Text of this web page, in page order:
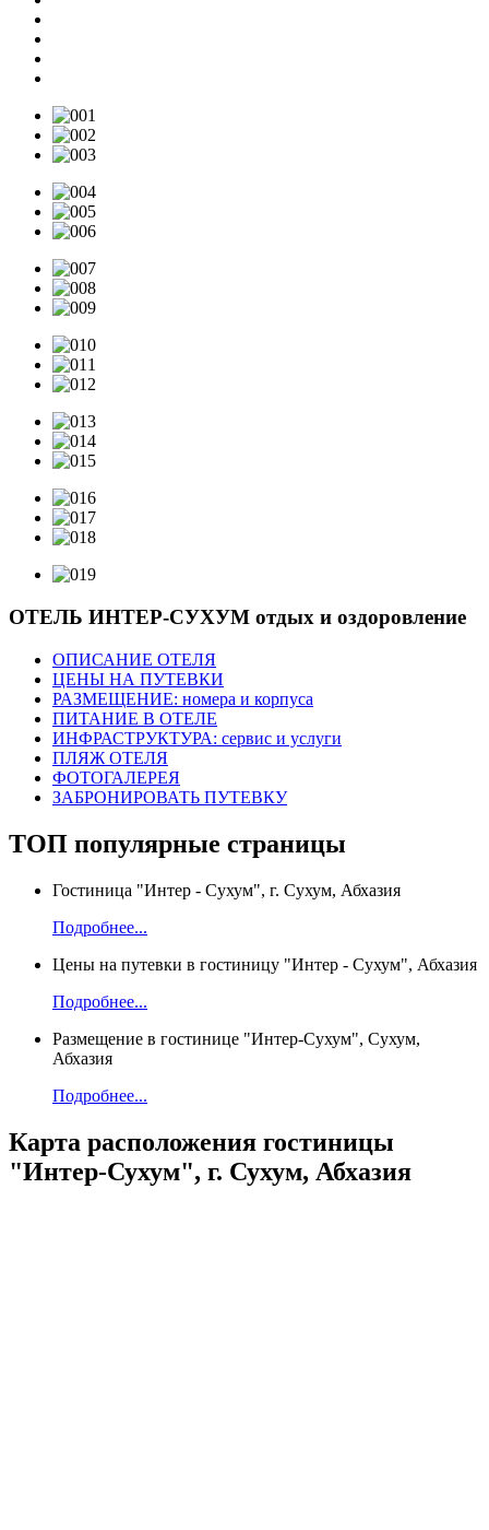
ОТЕЛЬ ИНТЕР-СУХУМ отдых и оздоровление
ОПИСАНИЕ ОТЕЛЯ
ЦЕНЫ НА ПУТЕВКИ
РАЗМЕЩЕНИЕ: номера и корпуса
ПИТАНИЕ В ОТЕЛЕ
ИНФРАСТРУКТУРА: сервис и услуги
ПЛЯЖ ОТЕЛЯ
ФОТОГАЛЕРЕЯ
ЗАБРОНИРОВАТЬ ПУТЕВКУ
ТОП популярные страницы
Гостиница "Интер - Сухум", г. Сухум, Абхазия
Подробнее...
Цены на путевки в гостиницу "Интер - Сухум", Абхазия
Подробнее...
Размещение в гостинице "Интер-Сухум", Сухум,
Абхазия
Подробнее...
Карта расположения гостиницы
"Интер-Сухум", г. Сухум, Абхазия